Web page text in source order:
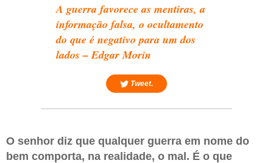
A guerra favorece as mentiras, a
informação falsa, o ocultamento
do que é negativo para um dos
lados – Edgar Morin
Tweet.
O senhor diz que qualquer guerra em nome do
bem comporta, na realidade, o mal. É o que